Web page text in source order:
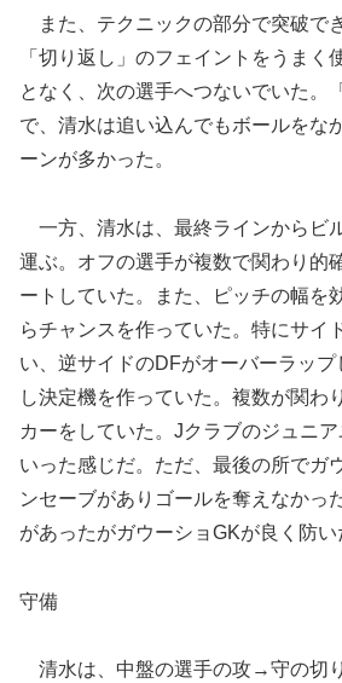
また、テクニックの部分で突破で
「切り返し」のフェイントをうまく
となく、次の選手へつないでいた。
で、清水は追い込んでもボールをな
ーンが多かった。
一方、清水は、最終ラインからビ
運ぶ。オフの選手が複数で関わり的
ートしていた。また、ピッチの幅を
らチャンスを作っていた。特にサイ
い、逆サイドのDFがオーバーラップ
し決定機を作っていた。複数が関わ
カーをしていた。Jクラブのジュニ
いった感じだ。ただ、最後の所でガ
ンセーブがありゴールを奪えなかっ
があったがガウーショGKが良く防い
守備
清水は、中盤の選手の攻→守の切